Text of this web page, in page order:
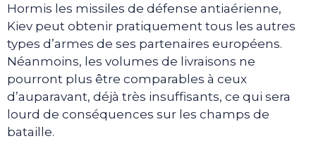
Hormis les missiles de défense antiaérienne,
Kiev peut obtenir pratiquement tous les autres
types d’armes de ses partenaires européens.
Néanmoins, les volumes de livraisons ne
pourront plus être comparables à ceux
d’auparavant, déjà très insuffisants, ce qui sera
lourd de conséquences sur les champs de
bataille.